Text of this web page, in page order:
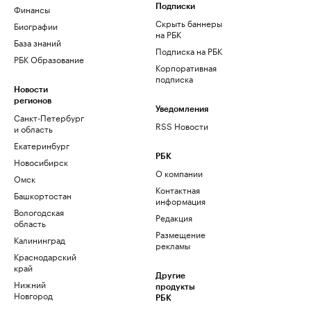
Финансы
Биографии
База знаний
РБК Образование
Новости
регионов
Санкт-Петербург
и область
Екатеринбург
Новосибирск
Омск
Башкортостан
Вологодская
область
Калининград
Краснодарский
край
Нижний
Новгород
Подписки
Скрыть баннеры
на РБК
Подписка на РБК
Корпоративная
подписка
Уведомления
RSS Новости
РБК
О компании
Контактная
информация
Редакция
Размещение
рекламы
Другие
продукты
РБК